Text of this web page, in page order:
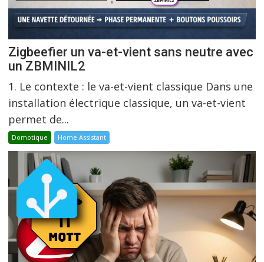
Zigbeefier un va-et-vient sans neutre avec
un ZBMINIL2
1. Le contexte : le va-et-vient classique Dans une
installation électrique classique, un va-et-vient
permet de...
Domotique Home Assistant